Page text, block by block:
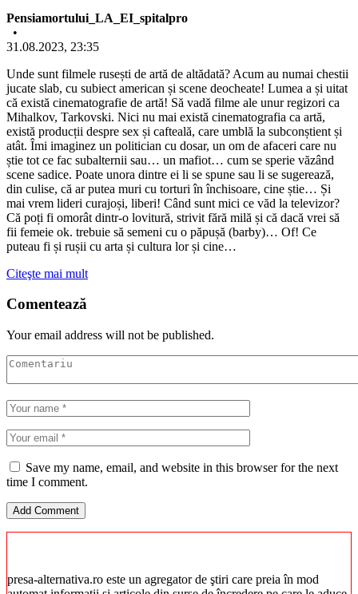
Pensiamortului_LA_EI_spitalpro
•
31.08.2023, 23:35
Unde sunt filmele rusești de artă de altădată? Acum au numai chestii
jucate slab, cu subiect american și scene deocheate! Lumea a și uitat
că există cinematografie de artă! Să vadă filme ale unur regizori ca
Mihalkov, Tarkovski. Nici nu mai există cinematografia ca artă,
există producții despre sex și cafteală, care umblă la subconștient și
atât. Îmi imaginez un politician cu dosar, un om de afaceri care nu
știe tot ce fac subalternii sau… un mafiot… cum se sperie văzând
scene sadice. Poate unora dintre ei li se spune sau li se sugerează,
din culise, că ar putea muri cu torturi în închisoare, cine știe… Și
mai vrem lideri curajoși, liberi! Când sunt mici ce văd la televizor?
Că poți fi omorât dintr-o lovitură, strivit fără milă și că dacă vrei să
fii femeie ok. trebuie să semeni cu o păpușă (barby)… Of! Ce
puteau fi și rușii cu arta și cultura lor și cine…
Citeşte mai mult
Comentează
Your email address will not be published.
Save my name, email, and website in this browser for the next
time I comment.
presa-alternativa.ro este un agregator de ştiri care preia în mod